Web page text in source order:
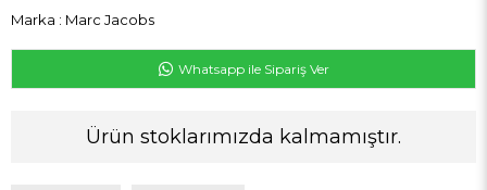
Marka : Marc Jacobs
Whatsapp ile Sipariş Ver
Ürün stoklarımızda kalmamıştır.